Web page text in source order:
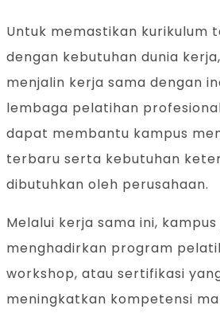
Untuk memastikan kurikulum
dengan kebutuhan dunia
menjalin kerja sama dengan
lembaga pelatihan
dapat membantu kampus
terbaru serta kebutuhan
dibutuhkan oleh perusahaan.
Melalui kerja sama ini,
menghadirkan program
workshop, atau sertifikasi
meningkatkan kompetensi